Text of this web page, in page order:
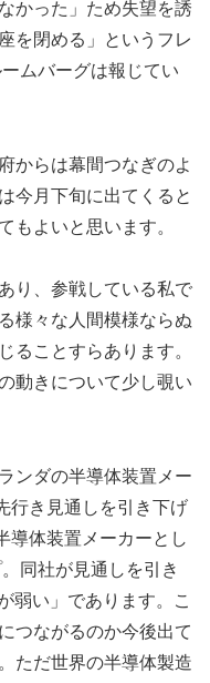
かった」ため失望を誘
を閉める」というフレ
ムバーグは報じてい
からは幕間つなぎのよ
今月下旬に出てくると
もよいと思います。
り、参戦している私で
様々な人間模様ならぬ
ることすらあります。
動きについて少し覗い
ンダの半導体装置メー
行き見通しを引き下げ
導体装置メーカーとし
同社が見通しを引き
弱い」であります。こ
つながるのか今後出て
ただ世界の半導体製造